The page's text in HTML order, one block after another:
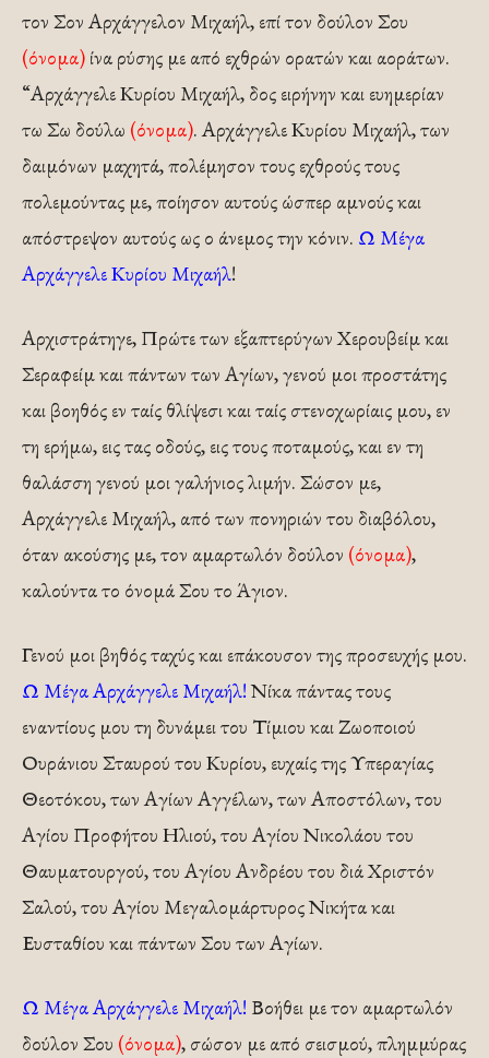
τον Σον Αρχάγγελον Μιχαήλ, επί τον δούλον Σου
(όνομα) ίνα ρύσης με από εχθρών ορατών και αοράτων.
“Αρχάγγελε Κυρίου Μιχαήλ, δος ειρήνην και ευημερίαν
τω Σω δούλω (όνομα). Αρχάγγελε Κυρίου Μιχαήλ, των
δαιμόνων μαχητά, πολέμησον τους εχθρούς τους
πολεμούντας με, ποίησον αυτούς ώσπερ αμνούς και
απόστρεψον αυτούς ως ο άνεμος την κόνιν. Ω Μέγα
Αρχάγγελε Κυρίου Μιχαήλ!
Αρχιστράτηγε, Πρώτε των εξαπτερύγων Χερουβείμ και
Σεραφείμ και πάντων των Αγίων, γενού μοι προστάτης
και βοηθός εν ταίς θλίψεσι και ταίς στενοχωρίαις μου, εν
τη ερήμω, εις τας οδούς, εις τους ποταμούς, και εν τη
θαλάσση γενού μοι γαλήνιος λιμήν. Σώσον με,
Αρχάγγελε Μιχαήλ, από των πονηριών του διαβόλου,
όταν ακούσης με, τον αμαρτωλόν δούλον (όνομα),
καλούντα το όνομά Σου το Άγιον.
Γενού μοι βηθός ταχύς και επάκουσον της προσευχής μου.
Ω Μέγα Αρχάγγελε Μιχαήλ!Νίκα πάντας τους
εναντίους μου τη δυνάμει του Τίμιου και Ζωοποιού
Ουράνιου Σταυρού του Κυρίου, ευχαίς της Υπεραγίας
Θεοτόκου, των Αγίων Αγγέλων, των Αποστόλων, του
Αγίου Προφήτου Ηλιού, του Αγίου Νικολάου του
Θαυματουργού, του Αγίου Ανδρέου του διά Χριστόν
Σαλού, του Αγίου Μεγαλομάρτυρος Νικήτα και
Ευσταθίου και πάντων Σου των Αγίων.
Ω Μέγα Αρχάγγελε Μιχαήλ! Βοήθει με τον αμαρτωλόν
δούλον Σου (όνομα), σώσον με από σεισμού, πλημμύρας